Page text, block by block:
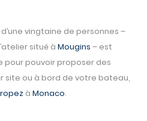
vingtaine de personnes –
situé à Mougins – est
pour pouvoir proposer des
site ou à bord de votre bateau,
à Monaco.